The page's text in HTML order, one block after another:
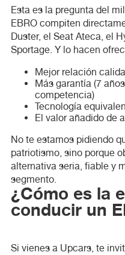
Esta es la pregunta del
EBRO compiten
Duster, el Seat Ateca, el
Sportage. Y lo hacen
Mejor relación
Más garantía (7
competencia)
Tecnología
El valor añadido de
No te estamos pidiendo
patriotismo, sino porque
alternativa seria, fiable y
segmento.
¿Cómo es la experiencia de
conducir un
Si vienes a Upcars, te